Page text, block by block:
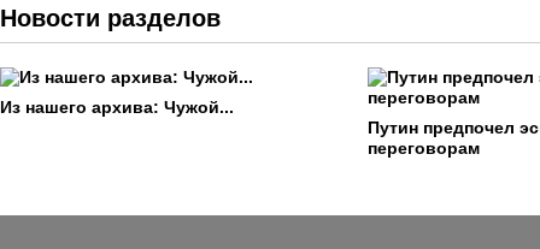
Новости разделов
Из нашего архива: Чужой...
Путин предпочел
переговорам